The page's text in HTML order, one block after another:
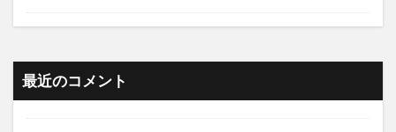
最近のコメント